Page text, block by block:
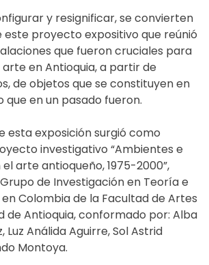
y resignificar, se convierten
este proyecto expositivo que reúnió
que fueron cruciales para
en Antioquia, a partir de
de objetos que se constituyen en
que en un pasado fueron.
esta exposición surgió como
investigativo “Ambientes e
arte antioqueño, 1975-2000”,
de Investigación en Teoría e
Colombia de la Facultad de Artes
de Antioquia, conformado por: Alba
Luz Análida Aguirre, Sol Astrid
Montoya.